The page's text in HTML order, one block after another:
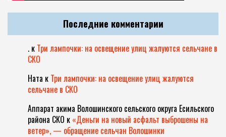
Последние комментарии
. к Три лампочки: на освещение улиц жалуются сельчане в
СКО
Ната к Три лампочки: на освещение улиц жалуются
сельчане в СКО
Аппарат акима Волошинского сельского округа Есильского
района СКО к «Деньги на новый асфальт выброшены на
ветер», — обращение сельчан Волошинки